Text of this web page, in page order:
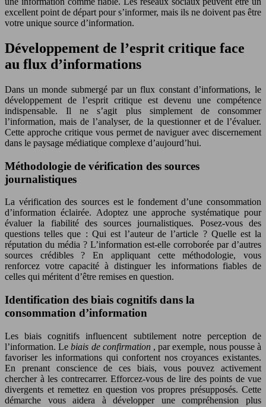
excellent point de départ pour s’informer, mais ils ne doivent pas être
votre unique source d’information.
Développement de l’esprit critique face
au flux d’informations
Dans un monde submergé par un flux constant d’informations, le
développement de l’esprit critique est devenu une compétence
indispensable. Il ne s’agit plus simplement de consommer
l’information, mais de l’analyser, de la questionner et de l’évaluer.
Cette approche critique vous permet de naviguer avec discernement
dans le paysage médiatique complexe d’aujourd’hui.
Méthodologie de vérification des sources
journalistiques
La vérification des sources est le fondement d’une consommation
d’information éclairée. Adoptez une approche systématique pour
évaluer la fiabilité des sources journalistiques. Posez-vous des
questions telles que : Qui est l’auteur de l’article ? Quelle est la
réputation du média ? L’information est-elle corroborée par d’autres
sources crédibles ? En appliquant cette méthodologie, vous
renforcez votre capacité à distinguer les informations fiables de
celles qui méritent d’être remises en question.
Identification des biais cognitifs dans la
consommation d’information
Les biais cognitifs influencent subtilement notre perception de
l’information. Lebiais de confirmation , par exemple, nous pousse à
favoriser les informations qui confortent nos croyances existantes.
En prenant conscience de ces biais, vous pouvez activement
chercher à les contrecarrer. Efforcez-vous de lire des points de vue
divergents et remettez en question vos propres présupposés. Cette
démarche vous aidera à développer une compréhension plus